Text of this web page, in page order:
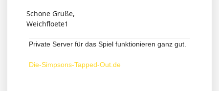
Schöne Grüße,
Weichfloete1
Private Server für das Spiel funktionieren ganz gut.
Die-Simpsons-Tapped-Out.de